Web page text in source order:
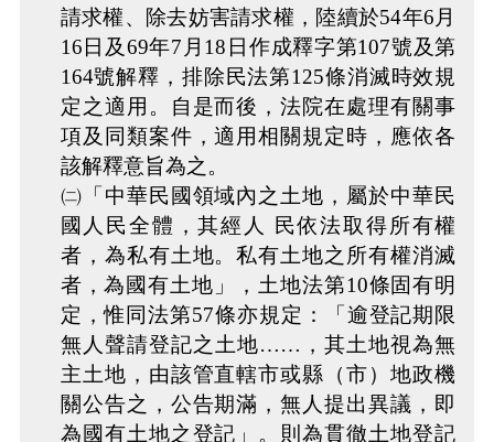
請求權、除去妨害請求權，陸續於54年6月
16日及69年7月18日作成釋字第107號及第
164號解釋，排除民法第125條消滅時效規
定之適用。自是而後，法院在處理有關事
項及同類案件，適用相關規定時，應依各
該解釋意旨為之。
㈡「中華民國領域內之土地，屬於中華民
國人民全體，其經人 民依法取得所有權
者，為私有土地。私有土地之所有權消滅
者，為國有土地」，土地法第10條固有明
定，惟同法第57條亦規定：「逾登記期限
無人聲請登記之土地……，其土地視為無
主土地，由該管直轄市或縣（市）地政機
關公告之，公告期滿，無人提出異議，即
為國有土地之登記」。則為貫徹土地登記